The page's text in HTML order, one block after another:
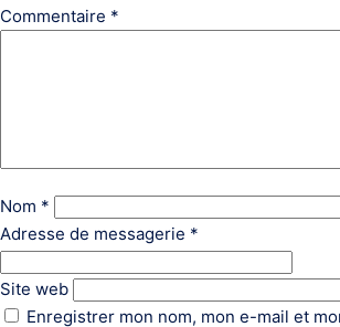
Commentaire *
Nom *
Adresse de messagerie *
Site web
Enregistrer mon nom, mon e-mail et